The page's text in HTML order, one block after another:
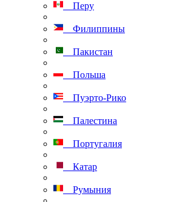
Перу
Филиппины
Пакистан
Польша
Пуэрто-Рико
Палестина
Португалия
Катар
Румыния